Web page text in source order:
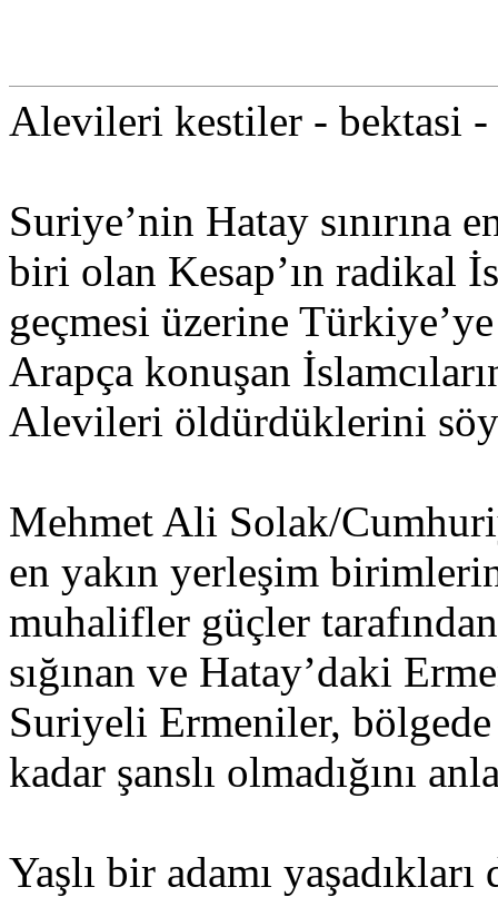
Alevileri kestiler - bektasi
Suriye’nin Hatay sınırına
biri olan Kesap’ın radikal
geçmesi üzerine
Arapça konuşan
Alevileri öldürdüklerini
Mehmet Ali Solak/
en yakın yerleşim
muhalifler güçler
sığınan ve Hatay’daki
Suriyeli Ermeniler,
kadar şanslı olmadığını
Yaşlı bir adamı